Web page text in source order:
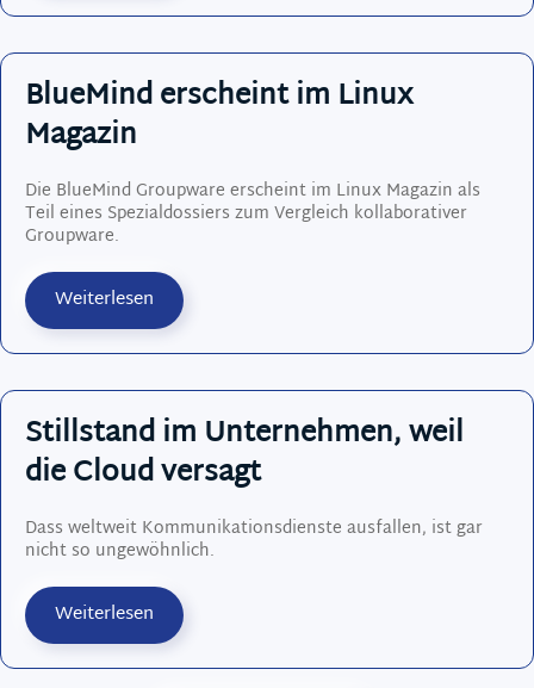
BlueMind erscheint im Linux
Magazin
Die BlueMind Groupware erscheint im Linux Magazin als
Teil eines Spezialdossiers zum Vergleich kollaborativer
Groupware.
Weiterlesen
Stillstand im Unternehmen, weil
die Cloud versagt
Dass weltweit Kommunikationsdienste ausfallen, ist gar
nicht so ungewöhnlich.
Weiterlesen